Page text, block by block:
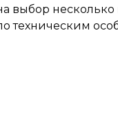
выбор
техническим